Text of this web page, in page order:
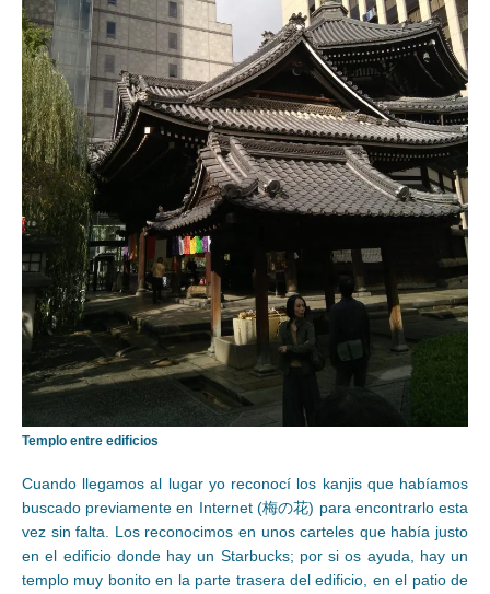
Templo entre edificios
Cuando llegamos al lugar yo reconocí los kanjis que habíamos
buscado previamente en Internet (梅の花) para encontrarlo esta
vez sin falta. Los reconocimos en unos carteles que había justo
en el edificio donde hay un Starbucks; por si os ayuda, hay un
templo muy bonito en la parte trasera del edificio, en el patio de